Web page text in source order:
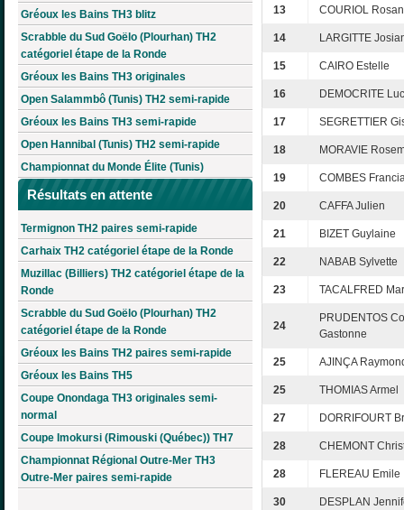
Gréoux les Bains TH3 blitz
Scrabble du Sud Goëlo (Plourhan) TH2
catégoriel étape de la Ronde
Gréoux les Bains TH3 originales
Open Salammbô (Tunis) TH2 semi-rapide
Gréoux les Bains TH3 semi-rapide
Open Hannibal (Tunis) TH2 semi-rapide
Championnat du Monde Élite (Tunis)
Résultats en attente
Termignon TH2 paires semi-rapide
Carhaix TH2 catégoriel étape de la Ronde
Muzillac (Billiers) TH2 catégoriel étape de la
Ronde
Scrabble du Sud Goëlo (Plourhan) TH2
catégoriel étape de la Ronde
Gréoux les Bains TH2 paires semi-rapide
Gréoux les Bains TH5
Coupe Onondaga TH3 originales semi-
normal
Coupe Imokursi (Rimouski (Québec)) TH7
Championnat Régional Outre-Mer TH3
Outre-Mer paires semi-rapide
13 COURIOL Rosan
14 LARGITTE
15 CAIRO Estelle
16 DEMOCRITE
17 SEGRETTIER
18 MORAVIE
19 COMBES
20 CAFFA Julien
21 BIZET Guylaine
22 NABAB Sylvette
23 TACALFRED
24
PRUDENTOS
Gastonne
25 AJINÇA
25 THOMIAS Armel
27 DORRIFOURT
28 CHEMONT
28 FLEREAU Emile
30 DESPLAN